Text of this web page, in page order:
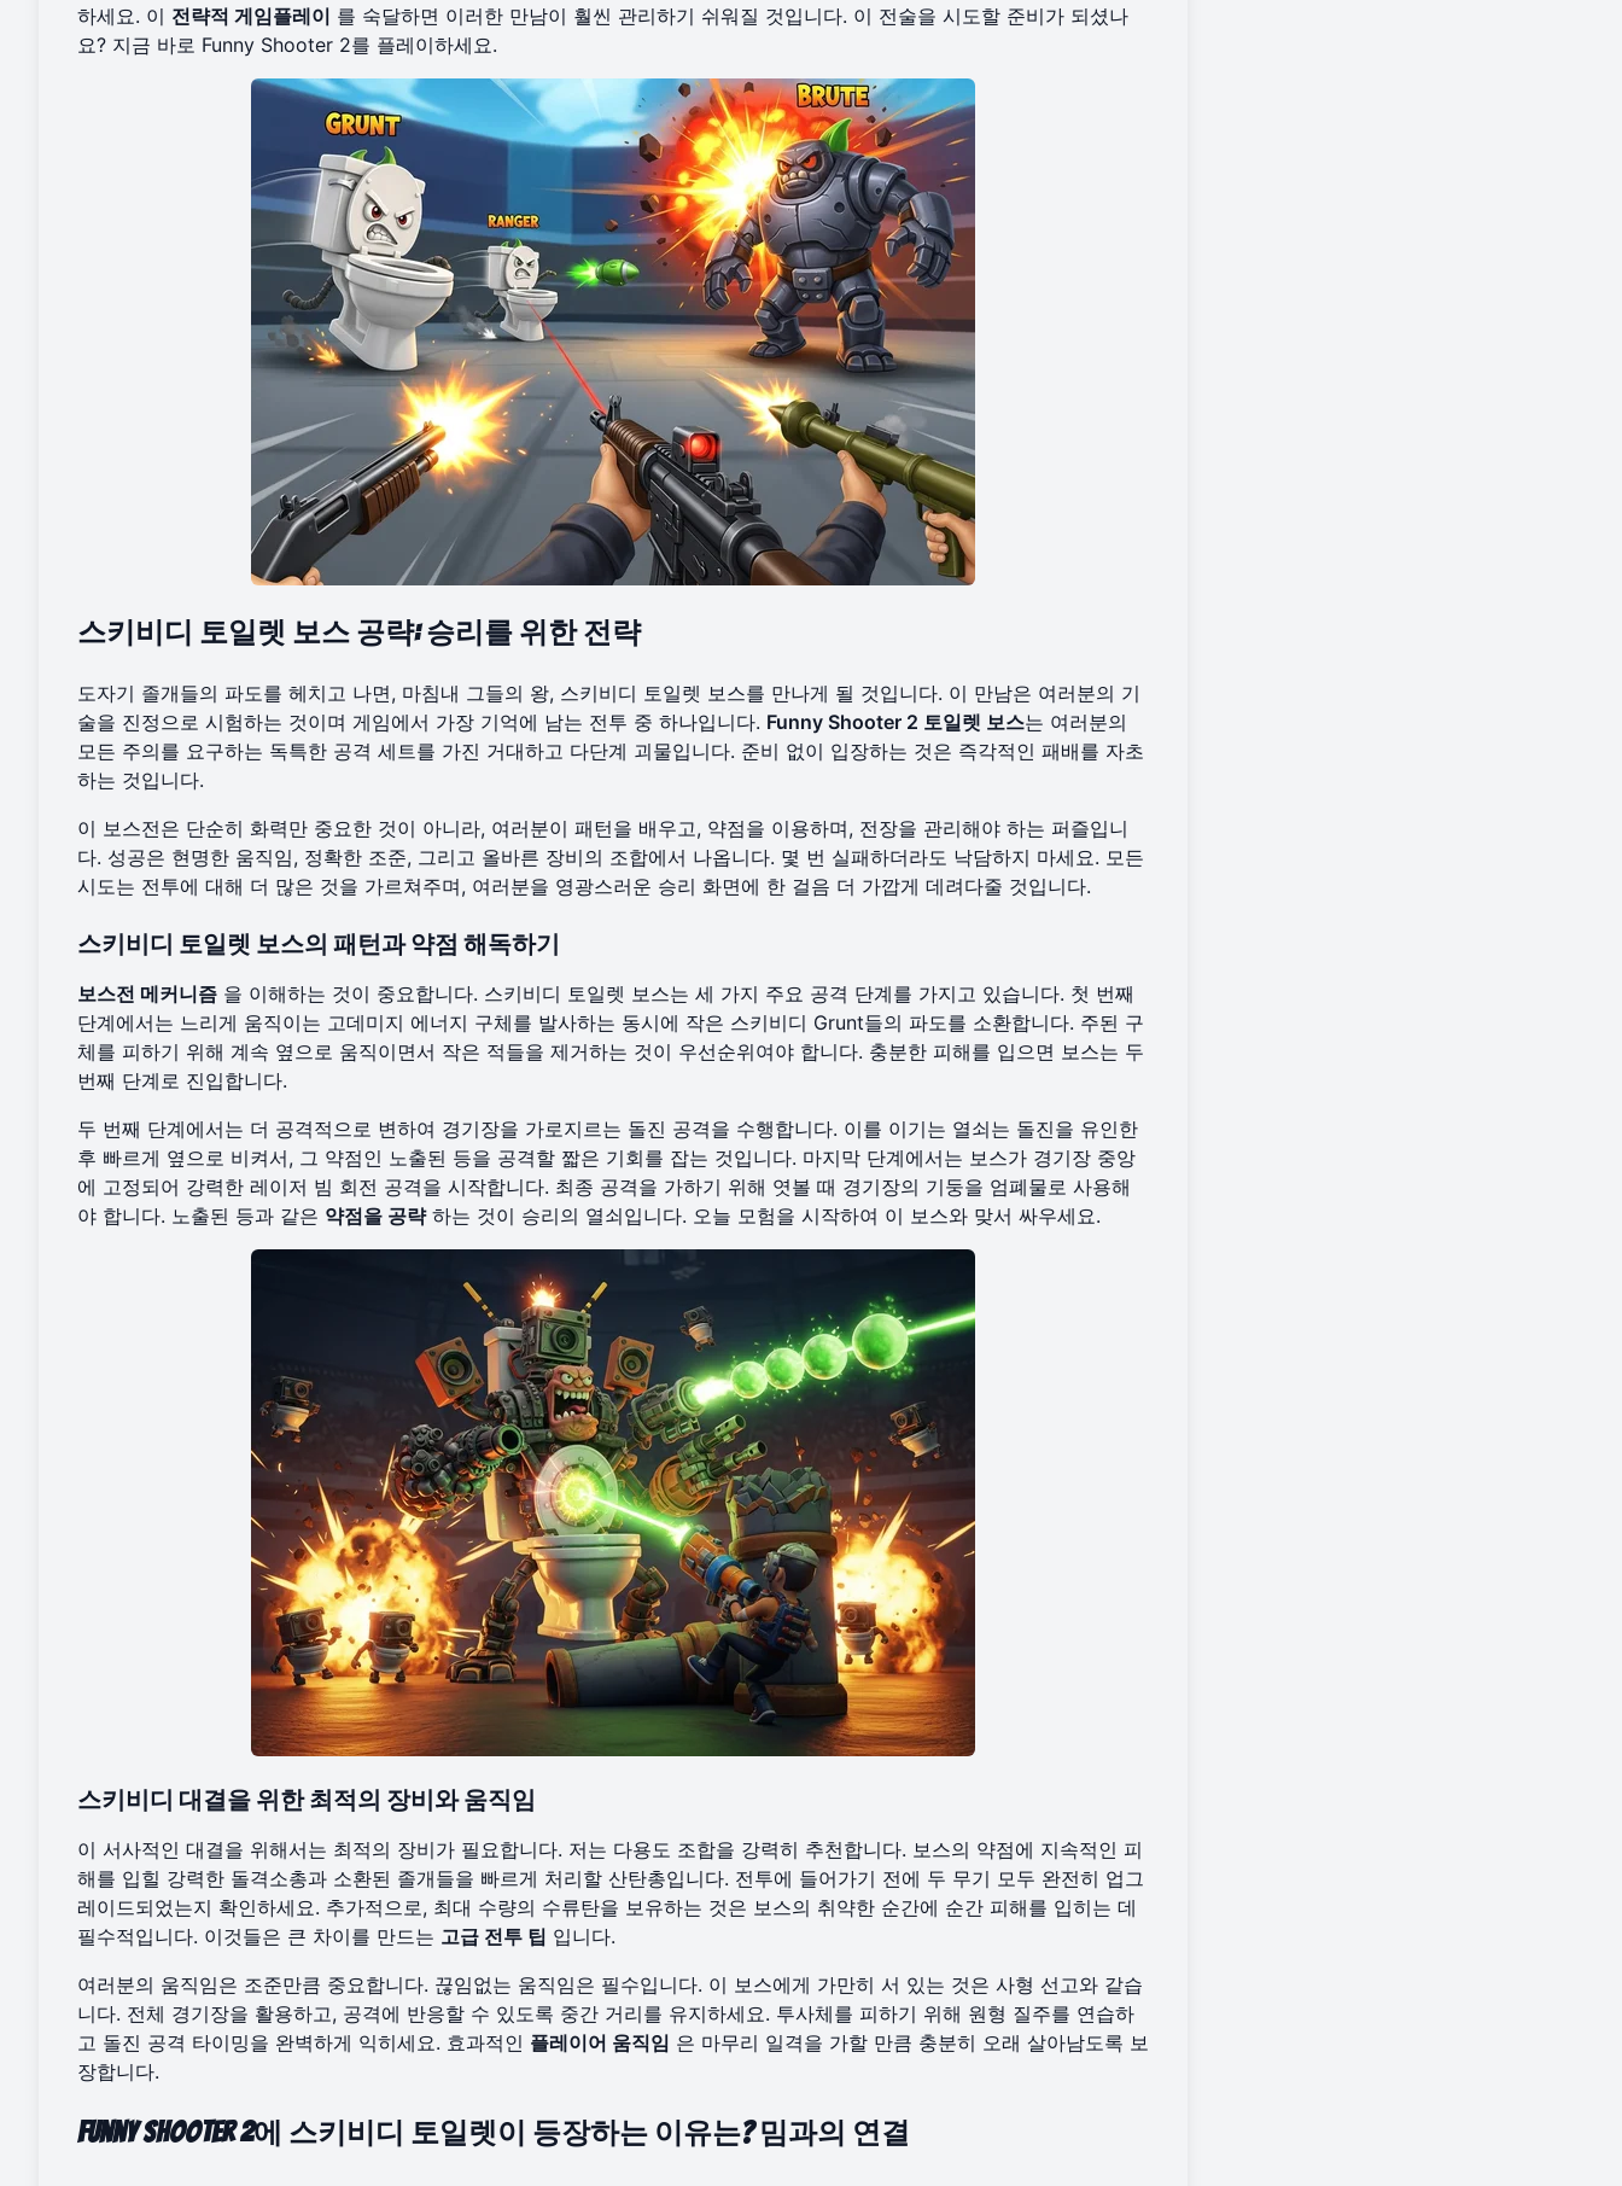
하세요. 이 전략적 게임플레이 를 숙달하면 이러한 만남이 훨씬 관리하기 쉬워질 것입니다. 이 전술을 시도할 준비가 되셨나
요? 지금 바로 Funny Shooter 2를 플레이하세요.
스키비디 토일렛 보스 공략: 승리를 위한 전략
도자기 졸개들의 파도를 헤치고 나면, 마침내 그들의 왕, 스키비디 토일렛 보스를 만나게 될 것입니다. 이 만남은 여러분의 기
술을 진정으로 시험하는 것이며 게임에서 가장 기억에 남는 전투 중 하나입니다. Funny Shooter 2 토일렛 보스는 여러분의
모든 주의를 요구하는 독특한 공격 세트를 가진 거대하고 다단계 괴물입니다. 준비 없이 입장하는 것은 즉각적인 패배를 자초
하는 것입니다.
이 보스전은 단순히 화력만 중요한 것이 아니라, 여러분이 패턴을 배우고, 약점을 이용하며, 전장을 관리해야 하는 퍼즐입니
다. 성공은 현명한 움직임, 정확한 조준, 그리고 올바른 장비의 조합에서 나옵니다. 몇 번 실패하더라도 낙담하지 마세요. 모든
시도는 전투에 대해 더 많은 것을 가르쳐주며, 여러분을 영광스러운 승리 화면에 한 걸음 더 가깝게 데려다줄 것입니다.
스키비디 토일렛 보스의 패턴과 약점 해독하기
보스전 메커니즘 을 이해하는 것이 중요합니다. 스키비디 토일렛 보스는 세 가지 주요 공격 단계를 가지고 있습니다. 첫 번째
단계에서는 느리게 움직이는 고데미지 에너지 구체를 발사하는 동시에 작은 스키비디 Grunt들의 파도를 소환합니다. 주된 구
체를 피하기 위해 계속 옆으로 움직이면서 작은 적들을 제거하는 것이 우선순위여야 합니다. 충분한 피해를 입으면 보스는 두
번째 단계로 진입합니다.
두 번째 단계에서는 더 공격적으로 변하여 경기장을 가로지르는 돌진 공격을 수행합니다. 이를 이기는 열쇠는 돌진을 유인한
후 빠르게 옆으로 비켜서, 그 약점인 노출된 등을 공격할 짧은 기회를 잡는 것입니다. 마지막 단계에서는 보스가 경기장 중앙
에 고정되어 강력한 레이저 빔 회전 공격을 시작합니다. 최종 공격을 가하기 위해 엿볼 때 경기장의 기둥을 엄폐물로 사용해
야 합니다. 노출된 등과 같은 약점을 공략하는 것이 승리의 열쇠입니다. 오늘 모험을 시작하여 이 보스와 맞서 싸우세요.
스키비디 대결을 위한 최적의 장비와 움직임
이 서사적인 대결을 위해서는 최적의 장비가 필요합니다. 저는 다용도 조합을 강력히 추천합니다. 보스의 약점에 지속적인 피
해를 입힐 강력한 돌격소총과 소환된 졸개들을 빠르게 처리할 산탄총입니다. 전투에 들어가기 전에 두 무기 모두 완전히 업그
레이드되었는지 확인하세요. 추가적으로, 최대 수량의 수류탄을 보유하는 것은 보스의 취약한 순간에 순간 피해를 입히는 데
필수적입니다. 이것들은 큰 차이를 만드는 고급 전투 팁 입니다.
여러분의 움직임은 조준만큼 중요합니다. 끊임없는 움직임은 필수입니다. 이 보스에게 가만히 서 있는 것은 사형 선고와 같습
니다. 전체 경기장을 활용하고, 공격에 반응할 수 있도록 중간 거리를 유지하세요. 투사체를 피하기 위해 원형 질주를 연습하
고 돌진 공격 타이밍을 완벽하게 익히세요. 효과적인 플레이어 움직임 은 마무리 일격을 가할 만큼 충분히 오래 살아남도록 보
장합니다.
Funny Shooter 2에 스키비디 토일렛이 등장하는 이유는? 밈과의 연결